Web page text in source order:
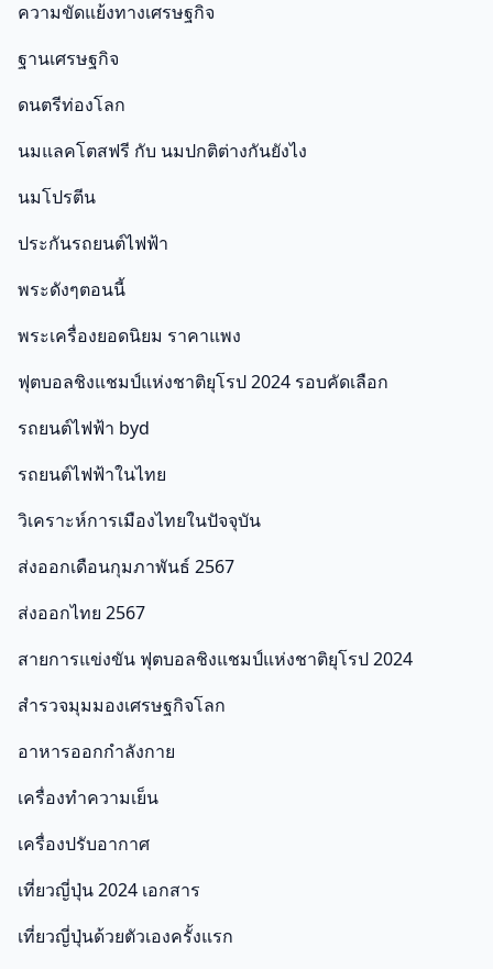
ความขัดแย้งทางเศรษฐกิจ
ฐานเศรษฐกิจ
ดนตรีท่องโลก
นมแลคโตสฟรี กับ นมปกติต่างกันยังไง
นมโปรตีน
ประกันรถยนต์ไฟฟ้า
พระดังๆตอนนี้
พระเครื่องยอดนิยม ราคาแพง
ฟุตบอลชิงแชมป์แห่งชาติยุโรป 2024 รอบคัดเลือก
รถยนต์ไฟฟ้า byd
รถยนต์ไฟฟ้าในไทย
วิเคราะห์การเมืองไทยในปัจจุบัน
ส่งออกเดือนกุมภาพันธ์ 2567
ส่งออกไทย 2567
สายการแข่งขัน ฟุตบอลชิงแชมป์แห่งชาติยุโรป 2024
สำรวจมุมมองเศรษฐกิจโลก
อาหารออกกําลังกาย
เครื่องทำความเย็น
เครื่องปรับอากาศ
เที่ยวญี่ปุ่น 2024 เอกสาร
เที่ยวญี่ปุ่นด้วยตัวเองครั้งแรก